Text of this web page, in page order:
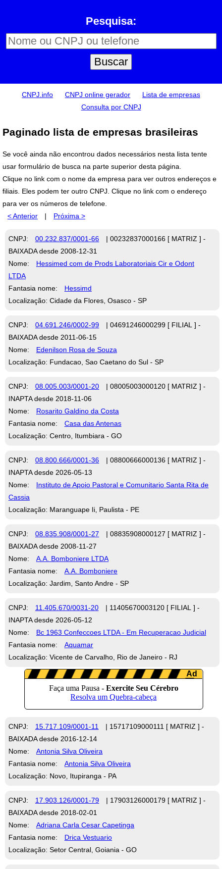
Pesquisa:
CNPJ.info CNPJ online gerador
Lista de empresas
Consulta por CNPJ
Paginado lista de empresas brasileiras
Se você ainda não encontrou dados necessários nesta lista tente
usar formulário de busca na parte superior desta página.
Clique no link com o nome da empresa para ver outros endereços e
filiais. Eles podem ter outro CNPJ. Clique no link com o endereço
para ver os números de telefone.
< Anterior
| Próxima >
CNPJ: 00.232.837/0001-66
| 00232837000166 [ MATRIZ ] -
BAIXADA desde 2008-12-31
Nome:
Hessimed com de Prods Laboratoriais Cir e Odont
LTDA
Fantasia nome:
Hessimd
Localização: Cidade da Flores, Osasco - SP
CNPJ: 04.691.246/0002-99
| 04691246000299 [ FILIAL ] -
BAIXADA desde 2011-06-15
Nome:
Edenilson Rosa de Souza
Localização: Fundacao, Sao Caetano do Sul - SP
CNPJ: 08.005.003/0001-20
| 08005003000120 [ MATRIZ ] -
INAPTA desde 2018-11-06
Nome:
Rosarito Galdino da Costa
Fantasia nome:
Casa das Antenas
Localização: Centro, Itumbiara - GO
CNPJ: 08.800.666/0001-36
| 08800666000136 [ MATRIZ ] -
INAPTA desde 2026-05-13
Nome:
Instituto de Apoio Pastoral e Comunitario Santa Rita de
Cassia
Localização: Maranguape Ii, Paulista - PE
CNPJ: 08.835.908/0001-27
| 08835908000127 [ MATRIZ ] -
BAIXADA desde 2008-11-27
Nome:
A.A. Bomboniere LTDA
Fantasia nome:
A.A. Bomboniere
Localização: Jardim, Santo Andre - SP
CNPJ: 11.405.670/0031-20
| 11405670003120 [ FILIAL ] -
INAPTA desde 2026-05-12
Nome:
Bc 1963 Confeccoes LTDA - Em Recuperacao Judicial
Fantasia nome:
Aquamar
Localização: Vicente de Carvalho, Rio de Janeiro - RJ
CNPJ: 15.717.109/0001-11
| 15717109000111 [ MATRIZ ] -
BAIXADA desde 2016-12-14
Nome:
Antonia Silva Oliveira
Fantasia nome:
Antonia Silva Oliveira
Localização: Novo, Itupiranga - PA
CNPJ: 17.903.126/0001-79
| 17903126000179 [ MATRIZ ] -
BAIXADA desde 2018-02-01
Nome:
Adriana Carla Cesar Capetinga
Fantasia nome:
Drica Vestuario
Localização: Setor Central, Goiania - GO